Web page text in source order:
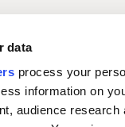
data
process your
information on
audience
Ura